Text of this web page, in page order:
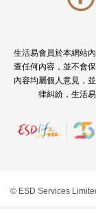
生活易會員於本網站
查任何內容，並不會
內容均屬個人意見，
律糾紛，生活
© ESD Services